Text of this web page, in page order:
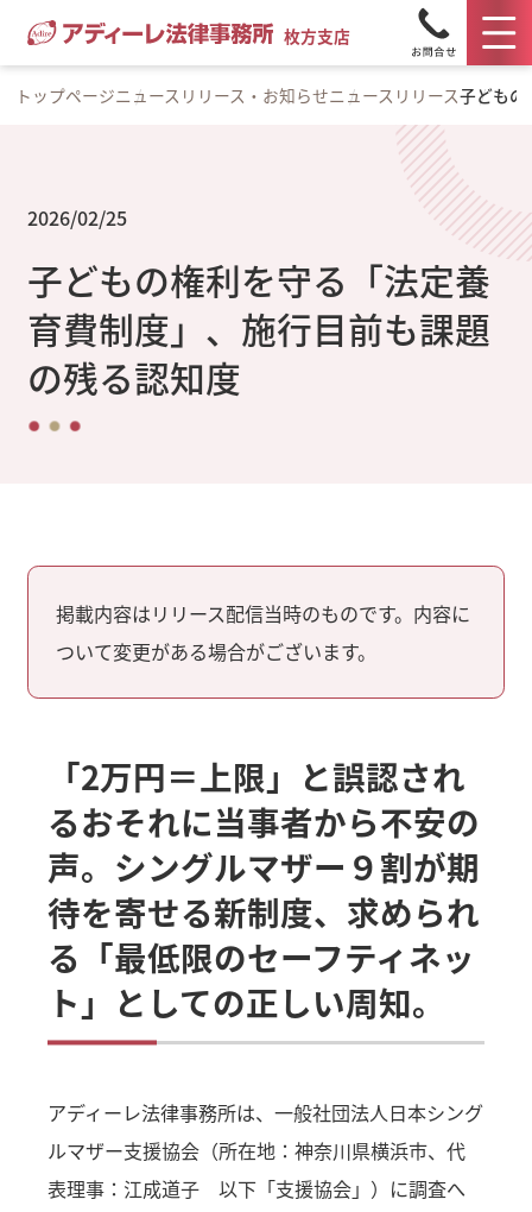
枚方支店
トップページニュースリリース・お知らせニュースリリース子どもの
2026/02/25
子どもの権利を守る「法定養
育費制度」、施行目前も課題
の残る認知度
掲載内容はリリース配信当時のものです。内容に
ついて変更がある場合がございます。
「2万円＝上限」と誤認され
るおそれに当事者から不安の
声。シングルマザー９割が期
待を寄せる新制度、求められ
る「最低限のセーフティネッ
ト」としての正しい周知。
アディーレ法律事務所は、一般社団法人日本シング
ルマザー支援協会（所在地：神奈川県横浜市、代
表理事：江成道子 以下「支援協会」）に調査へ